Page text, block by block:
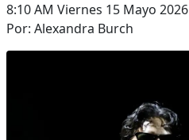
8:10 AM Viernes 15 Mayo 2026
Por: Alexandra Burch